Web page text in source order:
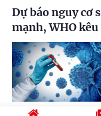
Dự báo nguy cơ
mạnh, WHO